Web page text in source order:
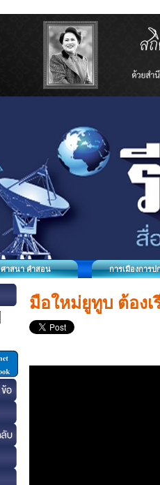
ศาสนา คำสอน การเมืองการป
มือใหม่ยูทูบ ต้องเ